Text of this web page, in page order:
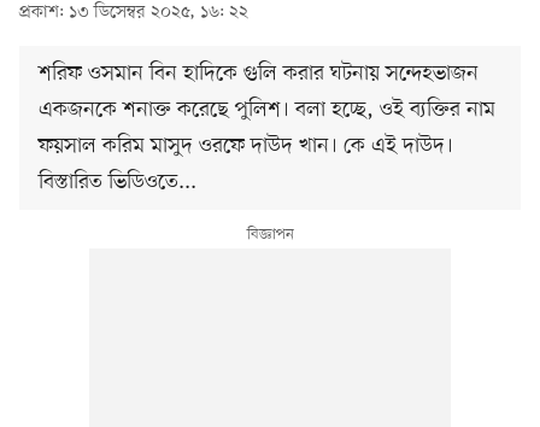
প্রকাশ: ১৩ ডিসেম্বর ২০২৫, ১৬: ২২
শরিফ ওসমান বিন হাদিকে গুলি করার ঘটনায় সন্দেহভাজন
একজনকে শনাক্ত করেছে পুলিশ। বলা হচ্ছে, ওই ব্যক্তির নাম
ফয়সাল করিম মাসুদ ওরফে দাউদ খান। কে এই দাউদ।
বিস্তারিত ভিডিওতে...